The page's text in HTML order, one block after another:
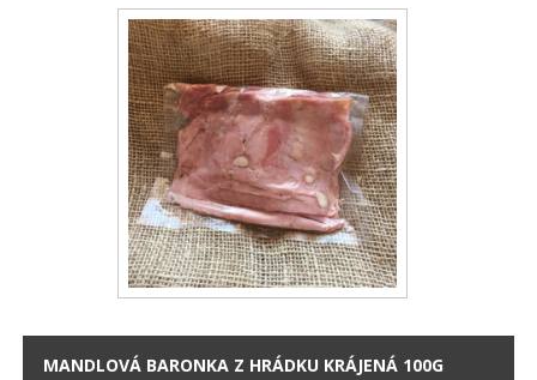
MANDLOVÁ BARONKA Z HRÁDKU KRÁJENÁ 100G